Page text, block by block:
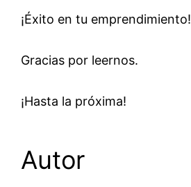
¡Éxito en tu emprendimiento!
Gracias por leernos.
¡Hasta la próxima!
Autor